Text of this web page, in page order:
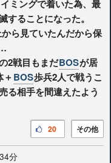
ミングで着いた為、最
することになった。
ら見ていたんだから保
2戦目もまだBOSが居
＋ BOS歩兵2人で戦うこ
る相手を間違えたよう
その他
20
分